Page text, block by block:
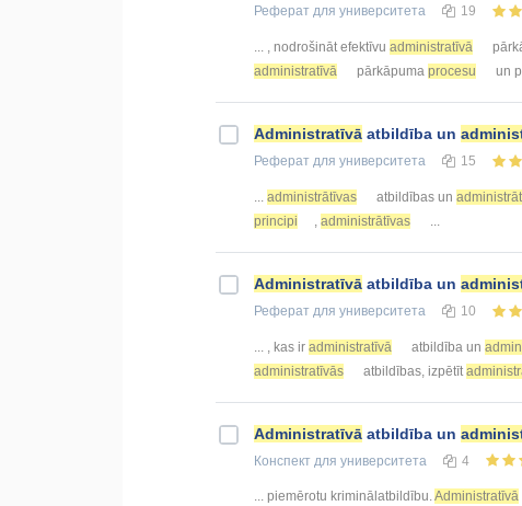
Реферат для университета 19
... , nodrošināt efektīvu administratīvā
administratīvā
pārkāpuma procesu un
Administratīvā atbildība un
Реферат для университета 15
administrātīvas atbildības un
principi
administrātīvas
Administratīvā atbildība un
Реферат для университета 10
... , kas ir administratīvā atbildība un
administratīvās
atbildības, izpētīt
Administratīvā atbildība un
Конспект для университета 4
... piemērotu kriminālatbildību.Administratīvā